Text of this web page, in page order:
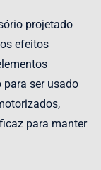
projetado
efeitos
para ser usado
para manter